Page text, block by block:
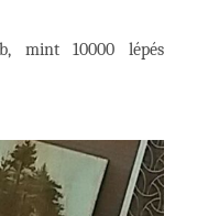
mint 10000 lépés